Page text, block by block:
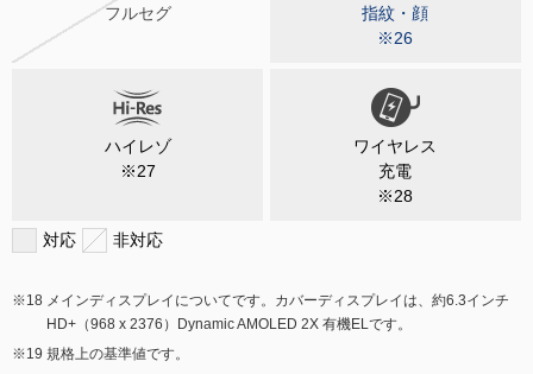
フルセグ
指紋・顔
※26
ハイレゾ
※27
ワイヤレス
充電
※28
対応 非対応
メインディスプレイについてです。カバーディスプレイは、約6.3インチ
HD+（968 x 2376）Dynamic AMOLED 2X 有機ELです。
規格上の基準値です。